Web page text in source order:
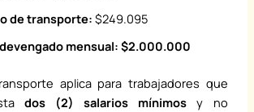
de transporte: $249.095
mensual: $2.000.000
aplica para trabajadores que
dos (2) salarios mínimos y no